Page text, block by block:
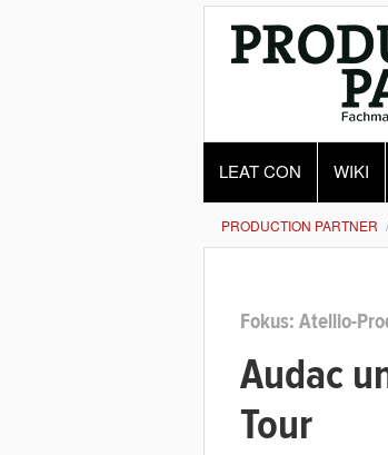
LEAT CON WIKI
PRODUCTION PARTNER
Fokus: Atellio-
Audac
Tour